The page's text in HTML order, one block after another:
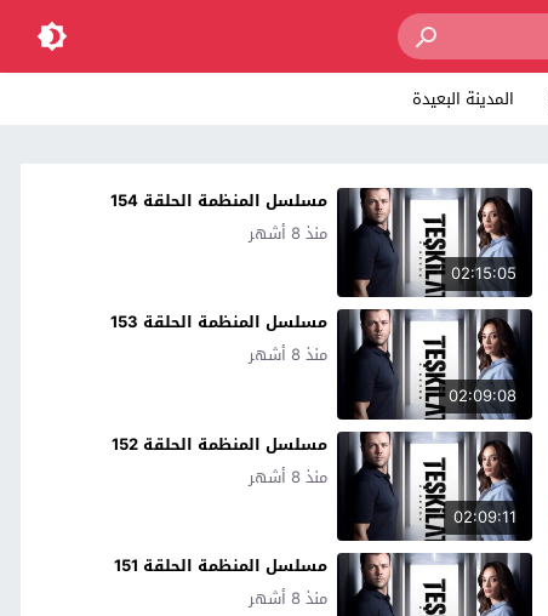
المدينة البعيدة
02:15:05
مسلسل المنظمة الحلقة 154
منذ 8 أشهر
02:09:08
مسلسل المنظمة الحلقة 153
منذ 8 أشهر
02:09:11
مسلسل المنظمة الحلقة 152
منذ 8 أشهر
مسلسل المنظمة الحلقة 151
منذ 8 أشهر